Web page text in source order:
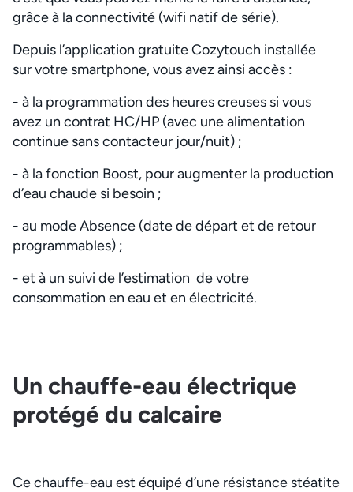
grâce à la connectivité (wifi natif de série).
Depuis l’application gratuite Cozytouch installée
sur votre smartphone, vous avez ainsi accès :
- à la programmation des heures creuses si vous
avez un contrat HC/HP (avec une alimentation
continue sans contacteur jour/nuit) ;
- à la fonction Boost, pour augmenter la production
d’eau chaude si besoin ;
- au mode Absence (date de départ et de retour
programmables) ;
- et à un suivi de l’estimation de votre
consommation en eau et en électricité.
Un chauffe-eau électrique
protégé du calcaire
Ce chauffe-eau est équipé d’une résistance stéatite